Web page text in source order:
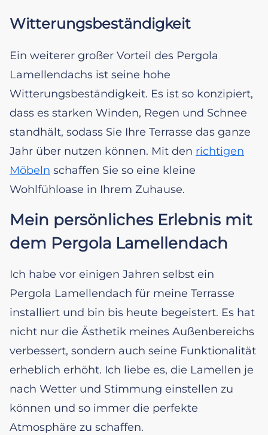
Witterungsbeständigkeit
Ein weiterer großer Vorteil des Pergola
Lamellendachs ist seine hohe
Witterungsbeständigkeit. Es ist so konzipiert,
dass es starken Winden, Regen und Schnee
standhält, sodass Sie Ihre Terrasse das ganze
Jahr über nutzen können. Mit den richtigen
Möbeln schaffen Sie so eine kleine
Wohlfühloase in Ihrem Zuhause.
Mein persönliches Erlebnis mit
dem Pergola Lamellendach
Ich habe vor einigen Jahren selbst ein
Pergola Lamellendach für meine Terrasse
installiert und bin bis heute begeistert. Es hat
nicht nur die Ästhetik meines Außenbereichs
verbessert, sondern auch seine Funktionalität
erheblich erhöht. Ich liebe es, die Lamellen je
nach Wetter und Stimmung einstellen zu
können und so immer die perfekte
Atmosphäre zu schaffen.